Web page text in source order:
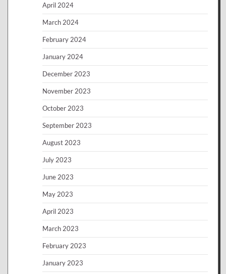
April 2024
March 2024
February 2024
January 2024
December 2023
November 2023
October 2023
September 2023
August 2023
July 2023
June 2023
May 2023
April 2023
March 2023
February 2023
January 2023